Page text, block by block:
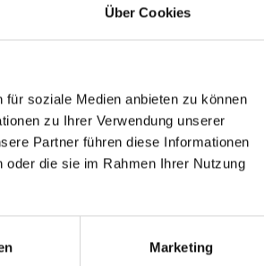
Über Cookies
soziale Medien anbieten zu können
zu Ihrer Verwendung unserer
Partner führen diese Informationen
die sie im Rahmen Ihrer Nutzung
Marketing